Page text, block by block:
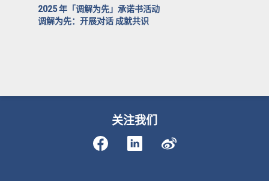
2025 年「调解为先」承诺书活动
调解为先：开展对话 成就共识
关注我们